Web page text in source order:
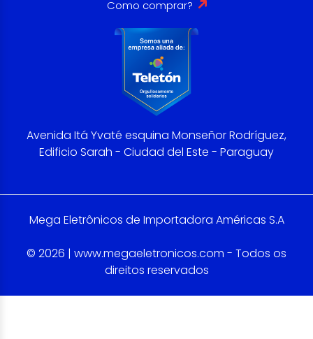
Como comprar?
Avenida Itá Yvaté esquina Monseñor Rodríguez,
Edificio Sarah - Ciudad del Este - Paraguay
Mega Eletrônicos de Importadora Américas S.A
© 2026 | www.megaeletronicos.com - Todos os
direitos reservados